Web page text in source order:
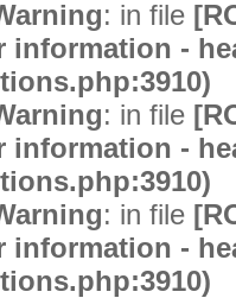
: in file
information -
: in file
information -
: in file
information -